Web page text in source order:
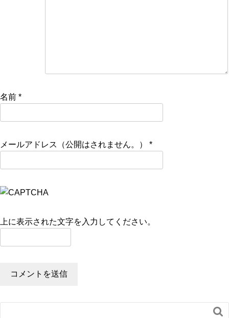
名前 *
メールアドレス（公開はされません。） *
上に表示された文字を入力してください。
